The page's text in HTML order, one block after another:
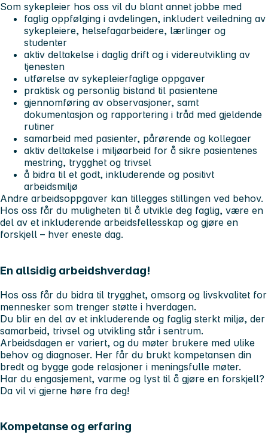
Som sykepleier hos oss vil du blant annet jobbe med
faglig oppfølging i avdelingen, inkludert veiledning av
sykepleiere, helsefagarbeidere, lærlinger og
studenter
aktiv deltakelse i daglig drift og i videreutvikling av
tjenesten
utførelse av sykepleierfaglige oppgaver
praktisk og personlig bistand til pasientene
gjennomføring av observasjoner, samt
dokumentasjon og rapportering i tråd med gjeldende
rutiner
samarbeid med pasienter, pårørende og kollegaer
aktiv deltakelse i miljøarbeid for å sikre pasientenes
mestring, trygghet og trivsel
å bidra til et godt, inkluderende og positivt
arbeidsmiljø
Andre arbeidsoppgaver kan tillegges stillingen ved behov.
Hos oss får du muligheten til å utvikle deg faglig, være en
del av et inkluderende arbeidsfellesskap og gjøre en
forskjell – hver eneste dag.
En allsidig arbeidshverdag!
Hos oss får du bidra til trygghet, omsorg og livskvalitet for
mennesker som trenger støtte i hverdagen.
Du blir en del av et inkluderende og faglig sterkt miljø, der
samarbeid, trivsel og utvikling står i sentrum.
Arbeidsdagen er variert, og du møter brukere med ulike
behov og diagnoser. Her får du brukt kompetansen din
bredt og bygge gode relasjoner i meningsfulle møter.
Har du engasjement, varme og lyst til å gjøre en forskjell?
Da vil vi gjerne høre fra deg!
Kompetanse og erfaring